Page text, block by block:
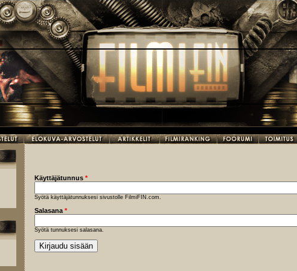
Käyttäjätunnus *
Syötä käyttäjätunnuksesi sivustolle FilmiFIN.com.
Salasana *
Syötä tunnuksesi salasana.